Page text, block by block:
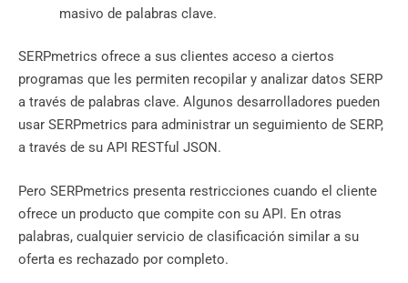
masivo de palabras clave.
SERPmetrics ofrece a sus clientes acceso a ciertos
programas que les permiten recopilar y analizar datos SERP
a través de palabras clave. Algunos desarrolladores pueden
usar SERPmetrics para administrar un seguimiento de SERP,
a través de su API RESTful JSON.
Pero SERPmetrics presenta restricciones cuando el cliente
ofrece un producto que compite con su API. En otras
palabras, cualquier servicio de clasificación similar a su
oferta es rechazado por completo.